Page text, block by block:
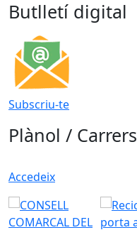
Butlletí digital
Subscriu-te
Plànol / Carrers
Accedeix